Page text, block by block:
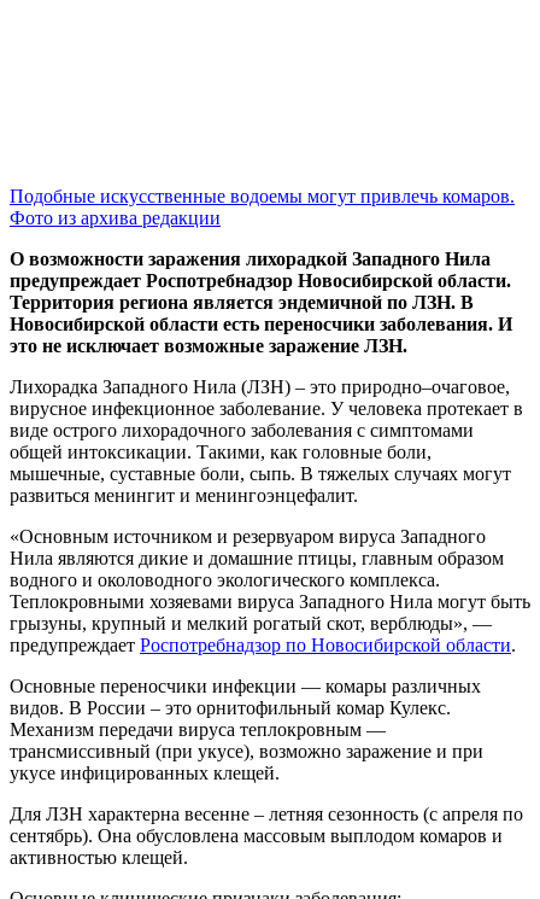
Подобные искусственные водоемы могут привлечь комаров.
Фото из архива редакции
О возможности заражения лихорадкой Западного Нила
предупреждает Роспотребнадзор Новосибирской области.
Территория региона является эндемичной по ЛЗН. В
Новосибирской области есть переносчики заболевания. И
это не исключает возможные заражение ЛЗН.
Лихорадка Западного Нила (ЛЗН) – это природно–очаговое,
вирусное инфекционное заболевание. У человека протекает в
виде острого лихорадочного заболевания с симптомами
общей интоксикации. Такими, как головные боли,
мышечные, суставные боли, сыпь. В тяжелых случаях могут
развиться менингит и менингоэнцефалит.
«Основным источником и резервуаром вируса Западного
Нила являются дикие и домашние птицы, главным образом
водного и околоводного экологического комплекса.
Теплокровными хозяевами вируса Западного Нила могут быть
грызуны, крупный и мелкий рогатый скот, верблюды», —
предупреждает Роспотребнадзор по Новосибирской области.
Основные переносчики инфекции — комары различных
видов. В России – это орнитофильный комар Кулекс.
Механизм передачи вируса теплокровным —
трансмиссивный (при укусе), возможно заражение и при
укусе инфицированных клещей.
Для ЛЗН характерна весенне – летняя сезонность (с апреля по
сентябрь). Она обусловлена массовым выплодом комаров и
активностью клещей.